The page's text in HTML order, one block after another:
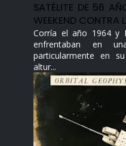
SATÉLITE DE 56
WEEKEND CONTRA
Corría el año 1964 y
enfrentaban en
particularmente en
altur...